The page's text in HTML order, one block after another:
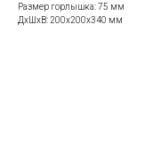
Размер горлышка: 75 мм
ДxШxВ: 200x200x340 мм